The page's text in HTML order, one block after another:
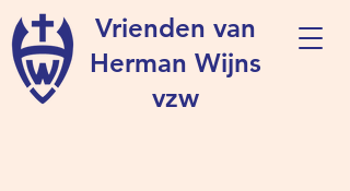
Vrienden van
Herman Wijns
vzw